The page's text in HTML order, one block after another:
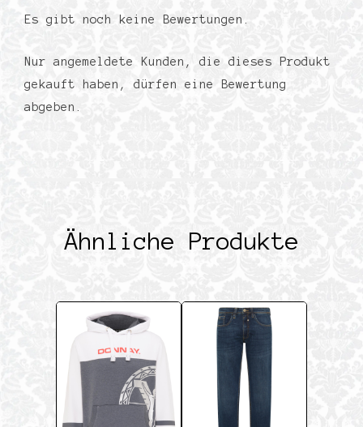
Es gibt noch keine Bewertungen.
Nur angemeldete Kunden, die dieses Produkt
gekauft haben, dürfen eine Bewertung
abgeben.
Ähnliche Produkte